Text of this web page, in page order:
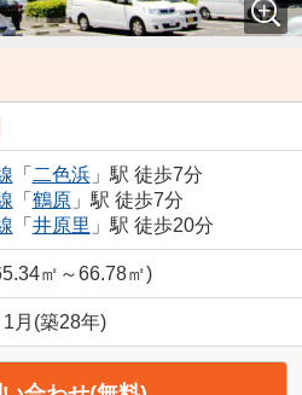
「 二色浜」駅 徒歩7分
「 鶴原」駅 徒歩7分
「 井原里 」駅 徒歩20分
㎡～66.78㎡)
月(築28年)